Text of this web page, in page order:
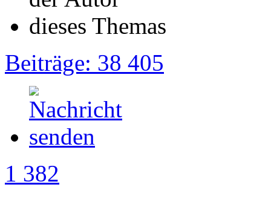
Beiträge: 38 405
1 382